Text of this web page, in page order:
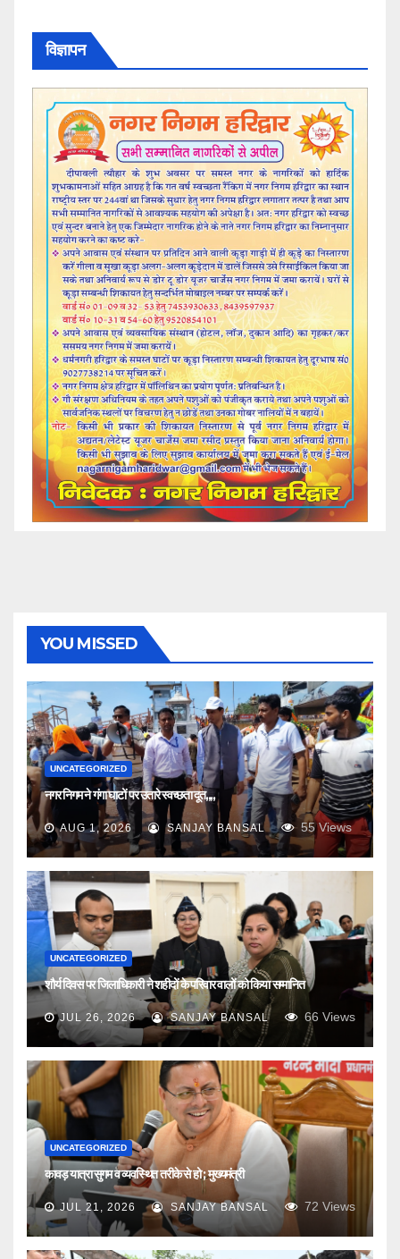
विज्ञापन
YOU MISSED
UNCATEGORIZED
नगर निगम ने गंगा घाटों पर उतारे स्वच्छता दूत,,,,
AUG 1, 2026 SANJAY BANSAL 55Views
UNCATEGORIZED
शौर्य दिवस पर जिलाधिकारी ने शहीदों के परिवार वालों को किया सम्मानित
JUL 26, 2026 SANJAY BANSAL 66 Views
UNCATEGORIZED
कावड़ यात्रा सुगम व व्यवस्थित तरीके से हो ; मुख्यमंत्री
JUL 21, 2026 SANJAY BANSAL 72 Views